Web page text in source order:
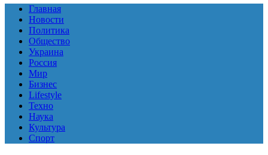
Главная
Новости
Политика
Общество
Украина
Россия
Мир
Бизнес
Lifestyle
Техно
Наука
Культура
Спорт